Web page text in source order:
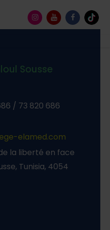
Sousse
/ 73 820 686
elamed.com
la liberté en face
Tunisia, 4054